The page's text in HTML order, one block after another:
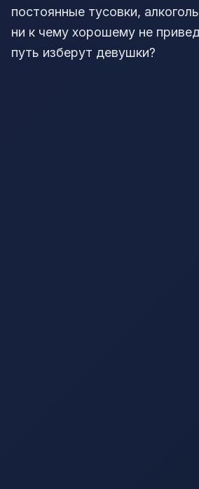
постоянные тусовки,
ни к чему хорошему не
путь изберут девушки?